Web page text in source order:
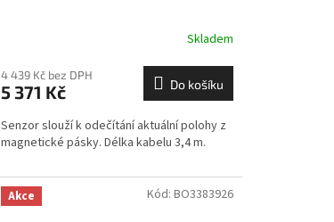
Skladem
4 439 Kč bez DPH
5 371 Kč Do košíku
Senzor slouží k odečítání aktuální polohy z
magnetické pásky. Délka kabelu 3,4 m.
Akce Kód: BO3383926